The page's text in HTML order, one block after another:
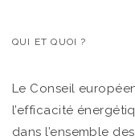
QUI ET QUOI ?
Le Conseil
l’efficacité
dans l’ensemble